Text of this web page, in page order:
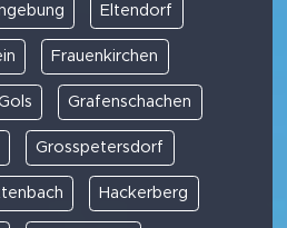
Eltendorf
Frauenkirchen
Grafenschachen
Grosspetersdorf
Hackerberg